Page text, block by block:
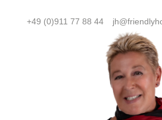
+49 (0)911 77 88 44